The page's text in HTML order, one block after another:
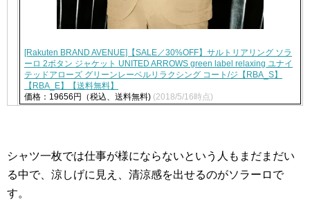
[Rakuten BRAND AVENUE]【SALE／30%OFF】サルトリアリング ソラ
ーロ 2ボタン ジャケット UNITED ARROWS green label relaxing ユナイ
テッドアローズ グリーンレーベルリラクシング コート/ジ【RBA_S】
【RBA_E】【送料無料】
価格：19656円（税込、送料無料) (2018/5/16時点)
シャツ一枚では仕事が様にならないという人もまだまだい
る中で、涼しげに見え、清涼感を出せるのがソラーロで
す。